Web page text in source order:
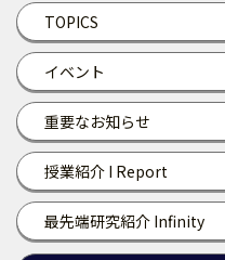
TOPICS
イベント
重要なお知らせ
授業紹介 I Report
最先端研究紹介 Infinity